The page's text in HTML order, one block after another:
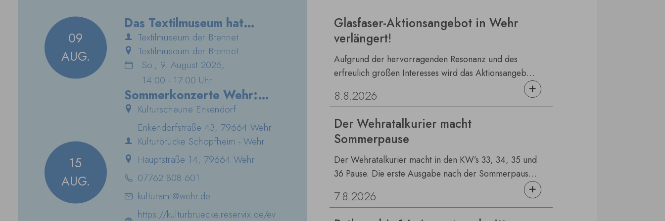
09
AUG.
Das Textilmuseum hat
geöffnet!
So., 9. August 2026,
14:00 - 17:00 Uhr
Textilmuseum der Brennet
Textilmuseum der Brennet
15
AUG.
Sommerkonzerte Wehr:
Goschehobel: Folkrock uff
Alemannisch
Kulturscheune Enkendorf
Enkendorfstraße 43, 79664 Wehr
Kulturbrücke Schopfheim - Wehr
Hauptstraße 14, 79664 Wehr
07762 808 601
kulturamt@wehr.de
https://kulturbruecke.reservix.de/ev
Glasfaser-Aktionsangebot in Wehr
verlängert!
8.8.2026
Aufgrund der hervorragenden Resonanz und des
erfreulich großen Interesses wird das Aktionsangebot
für einen Glasfaseranschluss im kommunalen Netz der
Stadt Wehr verlängert! Sichern Sie sich bis zum 31.
sich für die digitale Zukunft.
Der Wehratalkurier macht
Sommerpause
7.8.2026
Der Wehratalkurier macht in den KW’s 33, 34, 35 und
36 Pause. Die erste Ausgabe nach der Sommerpause
Textbeiträge für diese Ausgabe haben, senden Sie sie
bitte bis spätestens 4. September an